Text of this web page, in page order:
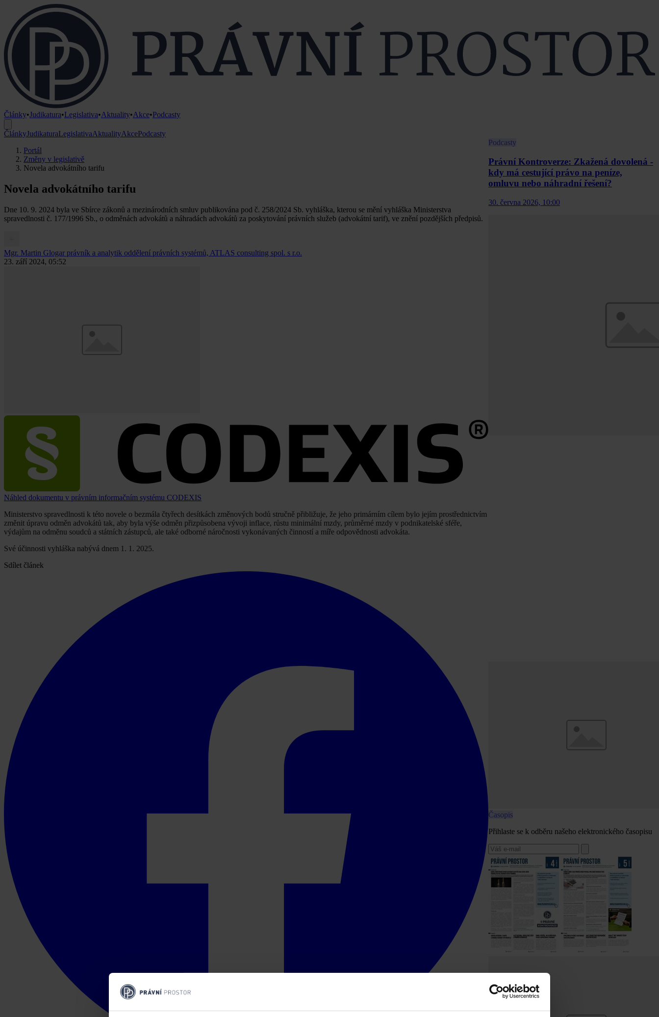
Články•Judikatura•Legislativa•Aktuality•Akce•Podcasty
ČlánkyJudikaturaLegislativaAktualityAkcePodcasty
Portál
Změny v legislativě
Novela advokátního tarifu
Novela advokátního tarifu
Dne 10. 9. 2024 byla ve Sbírce zákonů a mezinárodních smluv publikována pod č. 258/2024 Sb. vyhláška, kterou se mění vyhláška Ministerstva
spravedlnosti č. 177/1996 Sb., o odměnách advokátů a náhradách advokátů za poskytování právních služeb (advokátní tarif), ve znění pozdějších předpisů.
Mgr. Martin Glogar právník a analytik oddělení právních systémů, ATLAS consulting spol. s r.o.
23. září 2024, 05:52
Náhled dokumentu v právním informačním systému CODEXIS
Ministerstvo spravedlnosti k této novele o bezmála čtyřech desítkách změnových bodů stručně přibližuje, že jeho primárním cílem bylo jejím prostřednictvím
změnit úpravu odměn advokátů tak, aby byla výše odměn přizpůsobena vývoji inflace, růstu minimální mzdy, průměrné mzdy v podnikatelské sféře,
výdajům na odměnu soudců a státních zástupců, ale také odborné náročnosti vykonávaných činností a míře odpovědnosti advokáta.
Své účinnosti vyhláška nabývá dnem 1. 1. 2025.
Sdílet článek
Podcasty
Právní Kontroverze: Zkažená dovolená -
kdy má cestující právo na peníze,
omluvu nebo náhradní řešení?
30. června 2026, 10:00
Časopis
Přihlaste se k odběru našeho elektronického časopisu